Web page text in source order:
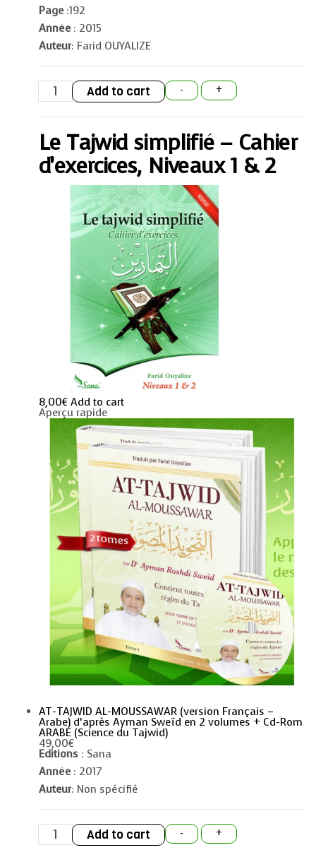
Page:192
Année : 2015
Auteur: Farid OUYALIZE
-
Le
Tajwid
simplifié
d'exercices,
Niveaux
1
&
+
Add to cart
Le Tajwid simplifié – Cahier
d’exercices, Niveaux 1 & 2
8,00€ Add to cart
Aperçu rapide
AT-TAJWID AL-MOUSSAWAR (version Français –
Arabe) d’après Ayman Sweïd en 2 volumes + Cd-Rom
ARABE (Science du Tajwid)
49,00€
Editions : Sana
Année : 2017
Auteur: Non spécifié
-
AT-
TAJWID +
Add to cart